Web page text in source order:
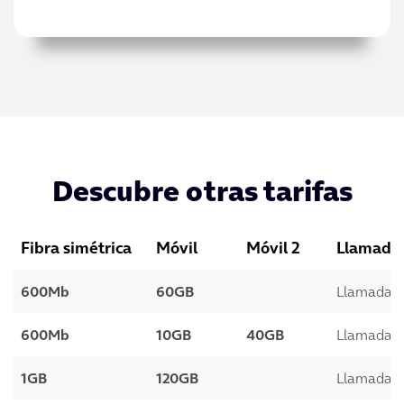
Descubre otras tarifas
Fibra simétrica Móvil Móvil 2
600Mb 60GB Llamadas
600Mb 10GB 40GB Llamadas
1GB 120GB Llamadas